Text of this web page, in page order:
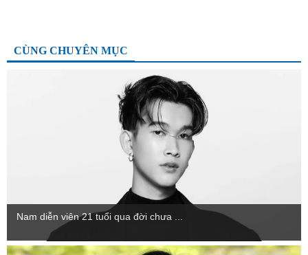
CÙNG CHUYÊN MỤC
Nam diễn viên 21 tuổi qua đời chưa ...